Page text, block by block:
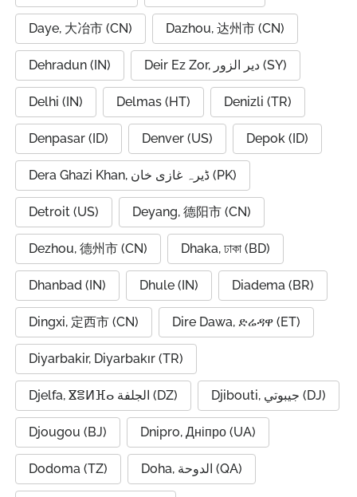
Daye, 大冶市 (CN) Dazhou, 达州市 (CN)
Dehradun (IN) Deir Ez Zor, دير الزور (SY)
Delhi (IN) Delmas (HT) Denizli (TR)
Denpasar (ID) Denver (US) Depok (ID)
Dera Ghazi Khan, ڈیرہ غازی خان (PK)
Detroit (US) Deyang, 德阳市 (CN)
Dezhou, 德州市 (CN) Dhaka, ঢাকা (BD)
Dhanbad (IN) Dhule (IN) Diadema (BR)
Dingxi, 定西市 (CN) Dire Dawa, ድሬዳዋ (ET)
Diyarbakir, Diyarbakır (TR)
Djelfa, ⴵⴻⵍⴼⴰ الجلفة (DZ) Djibouti, جيبوتي (DJ)
Djougou (BJ) Dnipro, Дніпро (UA)
Dodoma (TZ) Doha, الدوحة (QA)